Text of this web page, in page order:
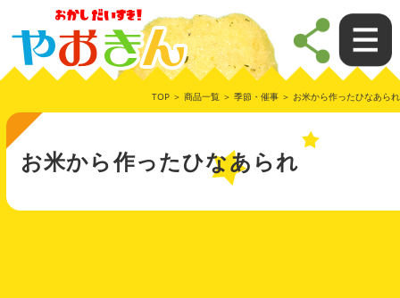
TOP ＞ 商品一覧 ＞ 季節・催事 ＞ お米から作ったひなあられ
お米から作ったひなあられ